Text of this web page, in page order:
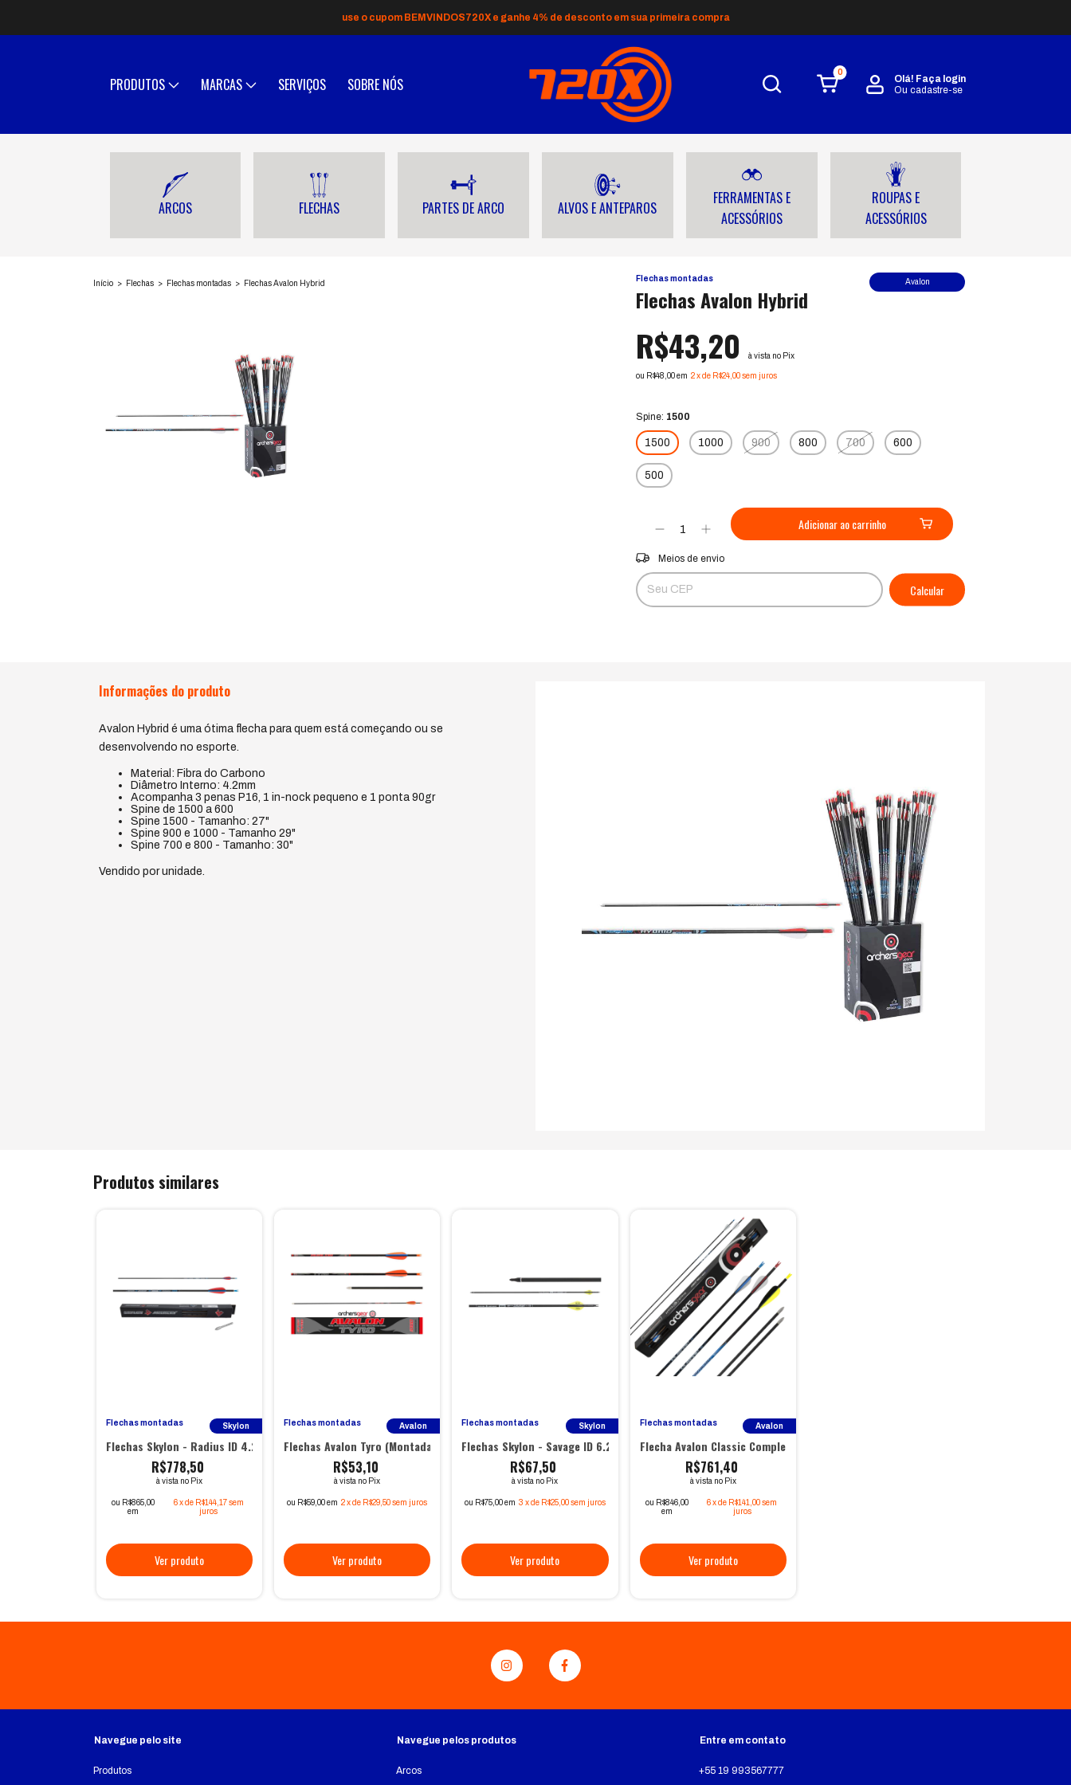
use o cupom BEMVINDOS720X e ganhe 4% de desconto em sua primeira compra
PRODUTOS MARCAS SERVIÇOS SOBRE NÓS
0
Olá! Faça login
Ou cadastre-se
ARCOS FLECHAS PARTES DE ARCO ALVOS E ANTEPAROS
FERRAMENTAS E
ACESSÓRIOS
ROUPAS E
ACESSÓRIOS
Início > Flechas > Flechas montadas > Flechas Avalon Hybrid
Flechas montadas
Flechas Avalon Hybrid
Avalon
R$43,20 à vista no Pix
ou R$48,00 em 2xde R$24,00sem juros
Spine: 1500
1500 1000 900 800 700 600
500
Entregas para o CEP:
Meios de envio
Calcular
Informações do produto
Avalon Hybrid é uma ótima flecha para quem está começando ou se
desenvolvendo no esporte.
Material: Fibra do Carbono
Diâmetro Interno: 4.2mm
Acompanha 3 penas P16, 1 in-nock pequeno e 1 ponta 90gr
Spine de 1500 a 600
Spine 1500 - Tamanho: 27"
Spine 900 e 1000 - Tamanho 29"
Spine 700 e 800 - Tamanho: 30"
Vendido por unidade.
Produtos similares
Flechas montadas Skylon
Flechas Skylon - Radius ID 4.2 (Montada)
R$778,50
à vista no Pix
ou R$865,00
em
6 xde R$144,17 sem
juros
Flechas montadas Avalon
Flechas Avalon Tyro (Montada)
R$53,10
à vista no Pix
ou R$59,00 em 2 xde R$29,50 sem juros
Flechas montadas Skylon
Flechas Skylon - Savage ID 6.2 (Montada)
R$67,50
à vista no Pix
ou R$75,00 em 3 xde R$25,00sem juros
Flechas montadas Avalon
Flecha Avalon Classic Completa - 12 unidades
R$761,40
à vista no Pix
ou R$846,00
em
6xde R$141,00sem
juros
Navegue pelo site
Produtos
Navegue pelos produtos
Arcos
Entre em contato
+55 19 993567777